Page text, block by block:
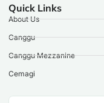
Quick Links
About Us
Canggu
Canggu Mezzanine
Cemagi